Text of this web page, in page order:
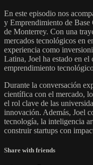
En este episodio nos
y Emprendimiento de
de Monterrey. Con una
mercados tecnológicos en
experiencia como
Latina, Joel ha estado en
emprendimiento
Durante la conversación
científica con el mercado,
el rol clave de las
innovación. Además, Joel
tecnología, la inteligencia
construir startups con
Share with friends